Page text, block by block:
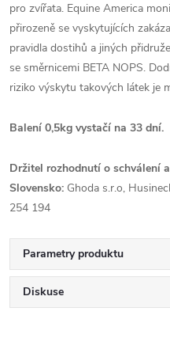
pro zvířata. Equine America
přirozeně se vyskytujících
pravidla dostihů a jiných
se směrnicemi BETA NOPS.
riziko výskytu takových látek je
Balení 0,5kg vystačí na 33 dní.
Držitel rozhodnutí o schválení
Slovensko: Ghoda s.r.o,
254 194
Parametry produktu
Diskuse